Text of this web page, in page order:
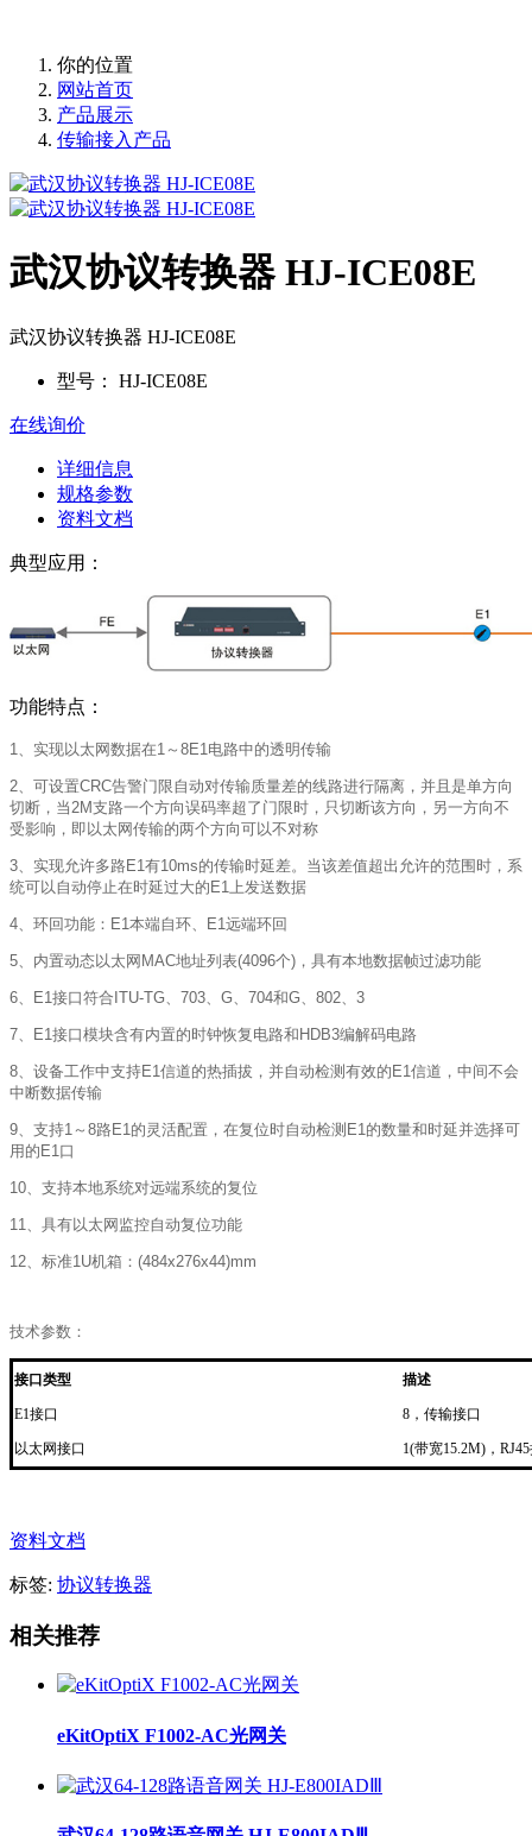
你的位置
网站首页
产品展示
传输接入产品
武汉协议转换器 HJ-ICE08E
武汉协议转换器 HJ-ICE08E
型号： HJ-ICE08E
在线询价
详细信息
规格参数
资料文档
典型应用：
功能特点：
1、实现以太网数据在1～8E1电路中的透明传输
2、可设置CRC告警门限自动对传输质量差的线路进行隔离，并且是单方向
切断，当2M支路一个方向误码率超了门限时，只切断该方向，另一方向不
受影响，即以太网传输的两个方向可以不对称
3、实现允许多路E1有10ms的传输时延差。当该差值超出允许的范围时，系
统可以自动停止在时延过大的E1上发送数据
4、环回功能：E1本端自环、E1远端环回
5、内置动态以太网MAC地址列表(4096个)，具有本地数据帧过滤功能
6、E1接口符合ITU-TG、703、G、704和G、802、3
7、E1接口模块含有内置的时钟恢复电路和HDB3编解码电路
8、设备工作中支持E1信道的热插拔，并自动检测有效的E1信道，中间不会
中断数据传输
9、支持1～8路E1的灵活配置，在复位时自动检测E1的数量和时延并选择可
用的E1口
10、支持本地系统对远端系统的复位
11、具有以太网监控自动复位功能
12、标准1U机箱：(484x276x44)mm
技术参数：
接口类型 描述
E1接口 8，传输接口
以太网接口 1(带宽15.2M)，
资料文档
标签: 协议转换器
相关推荐
eKitOptiX F1002-AC光网关